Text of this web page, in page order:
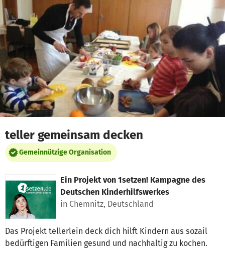
Zum Hauptinhalt springen
Erklärung zur Barrierefreiheit anzeigen
teller gemeinsam decken
Gemeinnützige Organisation
Ein Projekt von 1setzen! Kampagne des
Deutschen Kinderhilfswerkes
in Chemnitz, Deutschland
Das Projekt tellerlein deck dich hilft Kindern aus sozail
bedürftigen Familien gesund und nachhaltig zu kochen.